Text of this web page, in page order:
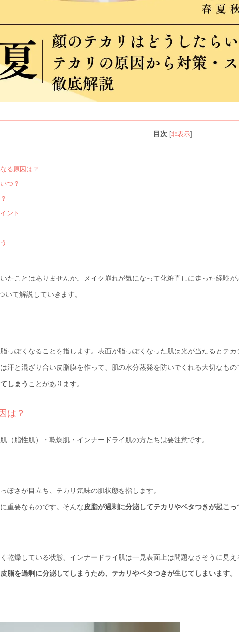
目次 [非表示]
る原因は？
つ？
ント
たことはありませんか。メイク崩れが気になって化粧直しに走った経験
いて解説していきます。
っぽくなることを指します。表面が脂っぽくなった肌は光が当たるとテ
汗と混ざり合い皮脂膜を作って、肌の水分蒸発を防いでくれる大切なも
しまう ことがあります。
は？
（脂性肌）・乾燥肌・インナードライ肌の方たちは要注意です。
ぽさが目立ち、テカリ気味の肌状態を指します。
重要なものです。そんな皮脂が過剰に分泌してテカリやベタつきが起こ
乾燥している状態、インナードライ肌は一見表面上は問題なさそうに見
脂を過剰に分泌してしまうため、テカリやベタつきが生じてしまいます。